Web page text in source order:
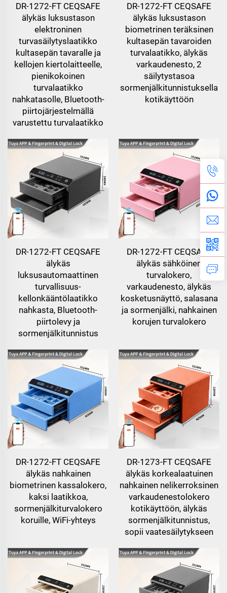
DR-1272-FT CEQSAFE
älykäs luksustason
elektroninen
turvasäilytyslaatikko
kultasepän tavaralle ja
kellojen kiertolaitteelle,
pienikokoinen
turvalaatikko
nahkatasolle, Bluetooth-
piirtojärjestelmällä
varustettu turvalaatikko
DR-1272-FT CEQSAFE
älykäs luksustason
biometrinen teräksinen
kultasepän tavaroiden
turvalaatikko, älykäs
varkaudenesto, 2
säilytystasoa
sormenjälkitunnistuksella
kotikäyttöön
DR-1272-FT CEQSAFE
älykäs
luksusautomaattinen
turvallisuus-
kellonkääntölaatikko
nahkasta, Bluetooth-
piirtolevy ja
sormenjälkitunnistus
DR-1272-FT CEQSAFE
älykäs sähköinen
turvalokero,
varkaudenesto, älykäs
kosketusnäyttö, salasana
ja sormenjälki, nahkainen
korujen turvalokero
DR-1272-FT CEQSAFE
älykäs nahkainen
biometrinen kassalokero,
kaksi laatikkoa,
sormenjälkiturvalokero
koruille, WiFi-yhteys
DR-1273-FT CEQSAFE
älykäs korkealaatuinen
nahkainen nelikerroksinen
varkaudenestolokero
kotikäyttöön, älykäs
sormenjälkitunnistus,
sopii vaatesäilytykseen